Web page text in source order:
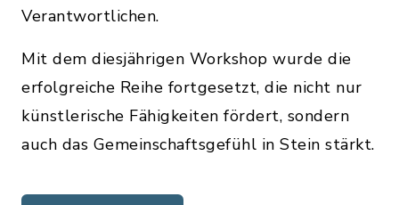
Verantwortlichen.
Mit dem diesjährigen Workshop wurde die
erfolgreiche Reihe fortgesetzt, die nicht nur
künstlerische Fähigkeiten fördert, sondern
auch das Gemeinschaftsgefühl in Stein stärkt.